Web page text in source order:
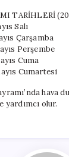
TARİHLERİ
Salı
Çarşamba
Perşembe
Cuma
Cumartesi
hava
olur.